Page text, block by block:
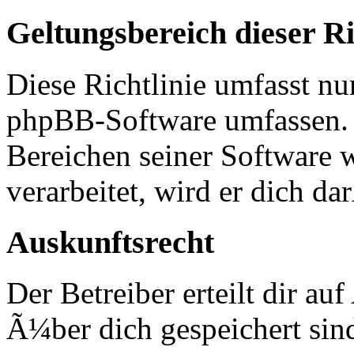
Geltungsbereich dieser
Diese Richtlinie umfasst
phpBB-Software
Bereichen seiner Software
verarbeitet, wird er dich
Auskunftsrecht
Der Betreiber erteilt dir
Ã¼ber dich gespeichert